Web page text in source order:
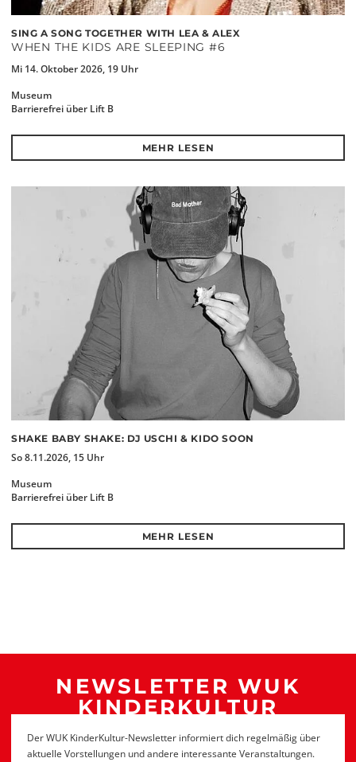
SING A SONG TOGETHER WITH LEA & ALEX
WHEN THE KIDS ARE SLEEPING #6
Mi 14. Oktober 2026, 19 Uhr
Museum
Barrierefrei über Lift B
MEHR LESEN
SHAKE BABY SHAKE: DJ USCHI & KIDO SOON
So 8.11.2026, 15 Uhr
Museum
Barrierefrei über Lift B
MEHR LESEN
NEWSLETTER WUK
KINDERKULTUR
Der WUK KinderKultur-Newsletter informiert dich regelmäßig über
aktuelle Vorstellungen und andere interessante Veranstaltungen.